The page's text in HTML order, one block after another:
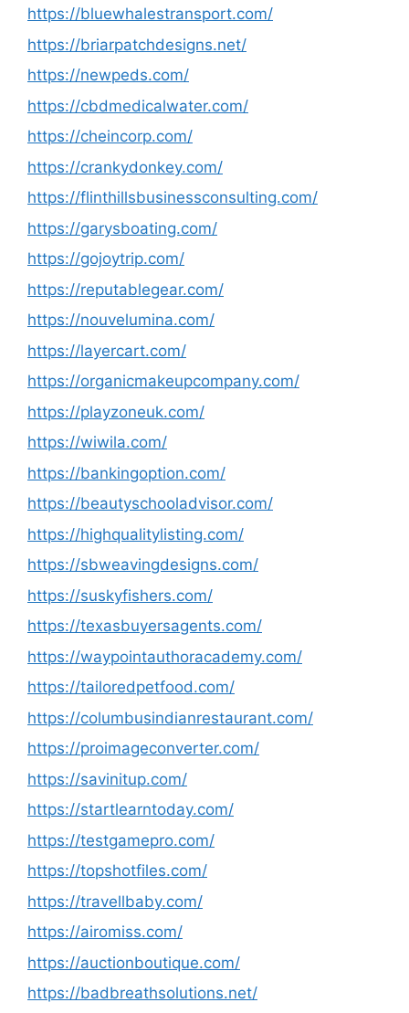
https://bluewhalestransport.com/
https://briarpatchdesigns.net/
https://newpeds.com/
https://cbdmedicalwater.com/
https://cheincorp.com/
https://crankydonkey.com/
https://flinthillsbusinessconsulting.com/
https://garysboating.com/
https://gojoytrip.com/
https://reputablegear.com/
https://nouvelumina.com/
https://layercart.com/
https://organicmakeupcompany.com/
https://playzoneuk.com/
https://wiwila.com/
https://bankingoption.com/
https://beautyschooladvisor.com/
https://highqualitylisting.com/
https://sbweavingdesigns.com/
https://suskyfishers.com/
https://texasbuyersagents.com/
https://waypointauthoracademy.com/
https://tailoredpetfood.com/
https://columbusindianrestaurant.com/
https://proimageconverter.com/
https://savinitup.com/
https://startlearntoday.com/
https://testgamepro.com/
https://topshotfiles.com/
https://travellbaby.com/
https://airomiss.com/
https://auctionboutique.com/
https://badbreathsolutions.net/